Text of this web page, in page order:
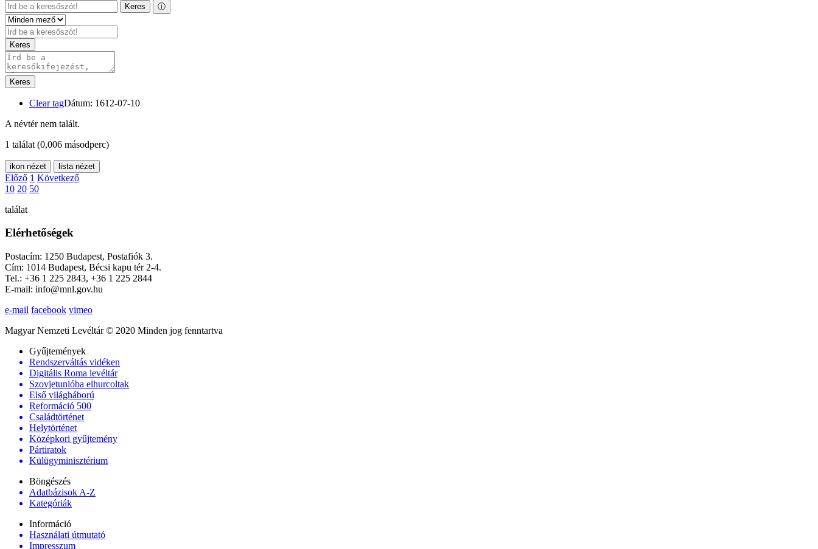
Keres ⓘ
Keres
Keres
Clear tagDátum: 1612-07-10
A névtér nem talált.
1 találat (0,006 másodperc)
ikon nézet lista nézet
Előző 1 Következő
10 20 50
találat
Elérhetőségek
Postacím: 1250 Budapest, Postafiók 3.
Cím: 1014 Budapest, Bécsi kapu tér 2-4.
Tel.: +36 1 225 2843, +36 1 225 2844
E-mail: info@mnl.gov.hu
e-mail facebook vimeo
Magyar Nemzeti Levéltár © 2020 Minden jog fenntartva
Gyűjtemények
Rendszerváltás vidéken
Digitális Roma levéltár
Szovjetunióba elhurcoltak
Első világháború
Reformáció 500
Családtörténet
Helytörténet
Középkori gyűjtemény
Pártiratok
Külügyminisztérium
Böngészés
Adatbázisok A-Z
Kategóriák
Információ
Használati útmutató
Impresszum